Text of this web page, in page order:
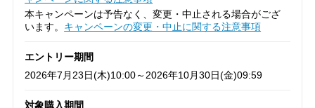
本キャンペーンは予告なく、変更・中止される場合がござ
います。 キャンペーンの変更・中止に関する注意事項
エントリー期間
2026年7月23日(木)10:00～2026年10月30日(金)09:59
対象購入期間